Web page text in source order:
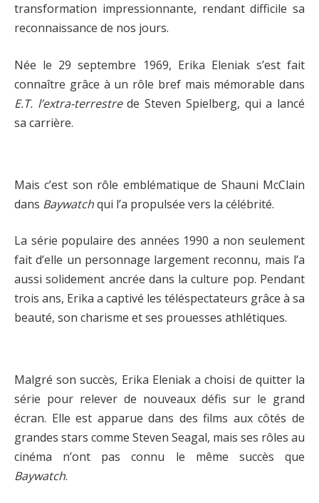
transformation impressionnante, rendant difficile sa
reconnaissance de nos jours.
Née le 29 septembre 1969, Erika Eleniak s’est fait
connaître grâce à un rôle bref mais mémorable dans
E.T. l’extra-terrestrede Steven Spielberg, qui a lancé
sa carrière.
Mais c’est son rôle emblématique de Shauni McClain
dans Baywatchqui l’a propulsée vers la célébrité.
La série populaire des années 1990 a non seulement
fait d’elle un personnage largement reconnu, mais l’a
aussi solidement ancrée dans la culture pop. Pendant
trois ans, Erika a captivé les téléspectateurs grâce à sa
beauté, son charisme et ses prouesses athlétiques.
Malgré son succès, Erika Eleniak a choisi de quitter la
série pour relever de nouveaux défis sur le grand
écran. Elle est apparue dans des films aux côtés de
grandes stars comme Steven Seagal, mais ses rôles au
cinéma n’ont pas connu le même succès que
Baywatch.